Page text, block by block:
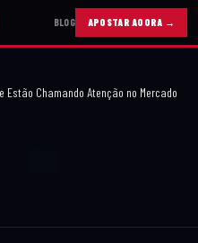
BLOG APOSTAR AGORA →
Chamando Atenção no Mercado